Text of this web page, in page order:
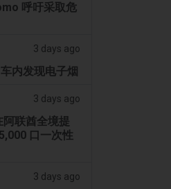
呼吁采取危
3 days ago
内发现电子烟
3 days ago
联酋全境提
口一次性
3 days ago